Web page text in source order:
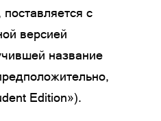
с
версией
название
Edition»).